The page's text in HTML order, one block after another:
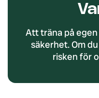
Att träna på
säkerhet. Om
risken för